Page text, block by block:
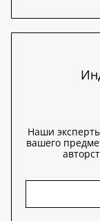
Наши
вашего